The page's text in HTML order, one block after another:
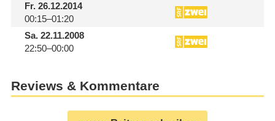
Fr.26.12.2014
00:15–01:20
Sa.22.11.2008
22:50–00:00
Reviews & Kommentare